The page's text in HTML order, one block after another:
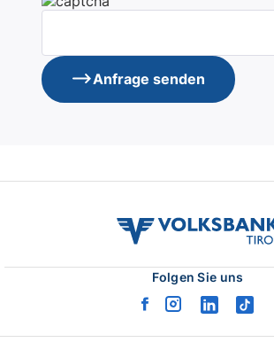
Anfrage senden
volksbank
Folgen Sie uns
facebook
instagram
linkedintiktok